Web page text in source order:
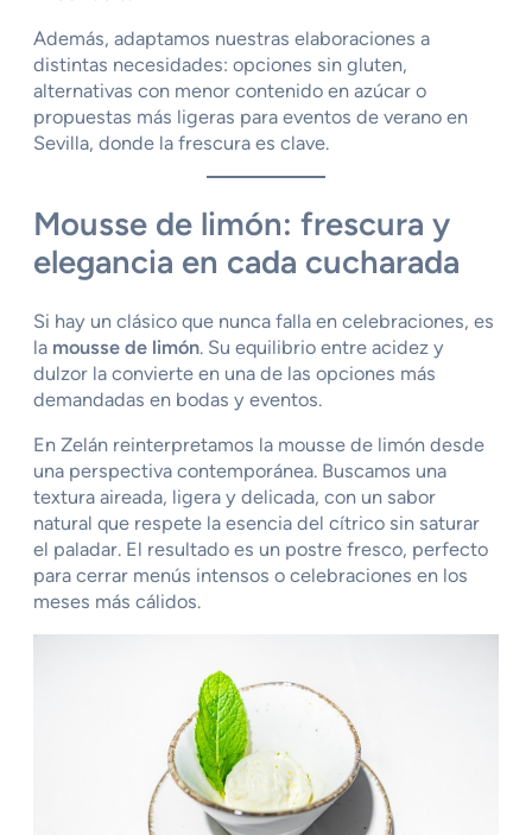
Además, adaptamos nuestras elaboraciones a
distintas necesidades: opciones sin gluten,
alternativas con menor contenido en azúcar o
propuestas más ligeras para eventos de verano en
Sevilla, donde la frescura es clave.
Mousse de limón: frescura y
elegancia en cada cucharada
Si hay un clásico que nunca falla en celebraciones, es
la mousse de limón. Su equilibrio entre acidez y
dulzor la convierte en una de las opciones más
demandadas en bodas y eventos.
En Zelán reinterpretamos la mousse de limón desde
una perspectiva contemporánea. Buscamos una
textura aireada, ligera y delicada, con un sabor
natural que respete la esencia del cítrico sin saturar
el paladar. El resultado es un postre fresco, perfecto
para cerrar menús intensos o celebraciones en los
meses más cálidos.